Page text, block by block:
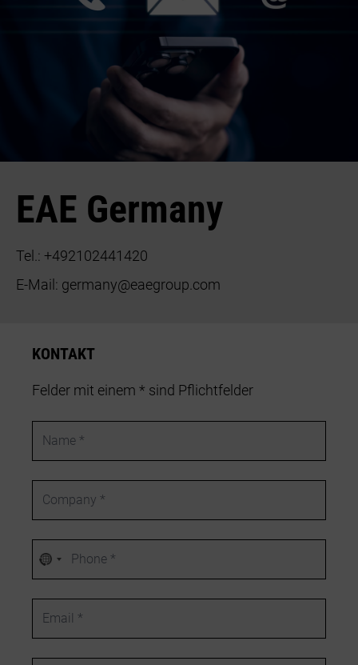
EAE Germany
Tel.: +492102441420
E-Mail: germany@eaegroup.com
KONTAKT
Felder mit einem * sind Pflichtfelder
Kein
Land
ausgewählt